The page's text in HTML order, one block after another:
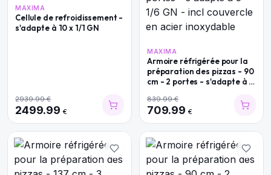
MAXIMA
Cellule de refroidissement -
s'adapte à 10 x 1/1 GN
2939.99€
2499.99 €
MAXIMA
Armoire réfrigérée pour la
préparation des pizzas - 90
cm - 2 portes - s'adapte à 5
acier inoxydable
839.99€
709.99 €